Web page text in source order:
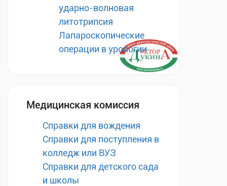
ударно-волновая
литотрипсия
Лапароскопические
операции в урологии
Медицинская комиссия
Справки для вождения
Справки для поступления в
колледж или ВУЗ
Справки для детского сада
и школы